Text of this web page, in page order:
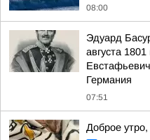
08:00
Эдуард
августа
Германия
07:51
Доброе